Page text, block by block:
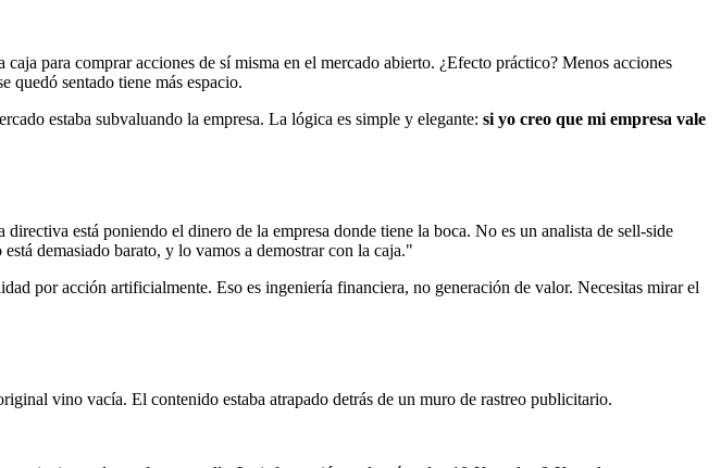
para comprar acciones de sí misma en el mercado abierto. ¿Efecto práctico? Menos acciones
quedó sentado tiene más espacio.
estaba subvaluando la empresa. La lógica es simple y elegante: si yo creo que mi empresa vale
está poniendo el dinero de la empresa donde tiene la boca. No es un analista de sell-side
demasiado barato, y lo vamos a demostrar con la caja."
por acción artificialmente. Eso es ingeniería financiera, no generación de valor. Necesitas mirar el
vino vacía. El contenido estaba atrapado detrás de un muro de rastreo publicitario.